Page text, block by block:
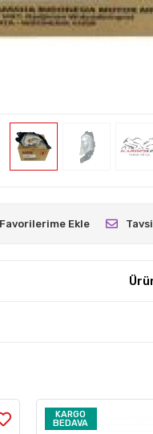
Favorilerime Ekle
KARGO
BEDAVA